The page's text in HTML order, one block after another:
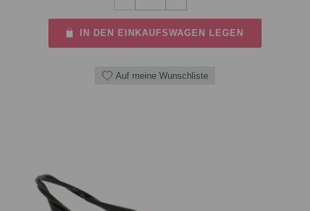
IN DEN EINKAUFSWAGEN LEGEN
Auf meine Wunschliste